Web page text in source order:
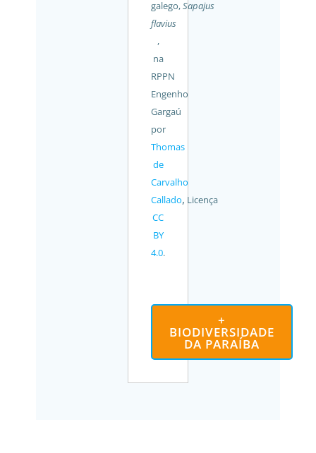
galego,Sapajus
flavius
,
na
RPPN
Engenho
Gargaú
por
Thomas
de
Carvalho
Callado, Licença
CC
BY
4.0.
+
BIODIVERSIDADE
DA PARAÍBA